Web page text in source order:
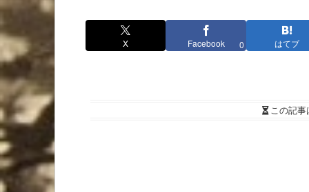
X Facebook 0 はてブ
この記事